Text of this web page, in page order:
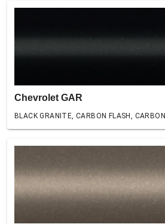
Chevrolet GAR
BLACK GRANITE, CARBON FLASH,